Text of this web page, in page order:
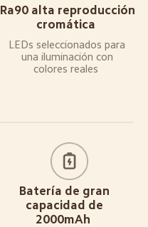
Ra90 alta reproducción
cromática
LEDs seleccionados para
una iluminación con
colores reales
Batería de gran
capacidad de
2000mAh